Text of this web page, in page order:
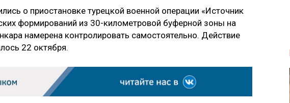
о приостановке турецкой военной операции «Источник
формирований из 30-километровой буферной зоны на
намерена контролировать самостоятельно. Действие
22 октября.